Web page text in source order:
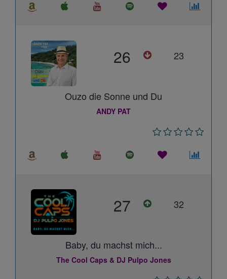
26 23
Ouzo die Sonne und Du
ANDY PAT
27 32
Baby, du machst mich...
The Cool Caps & DJ Pulpo Jones